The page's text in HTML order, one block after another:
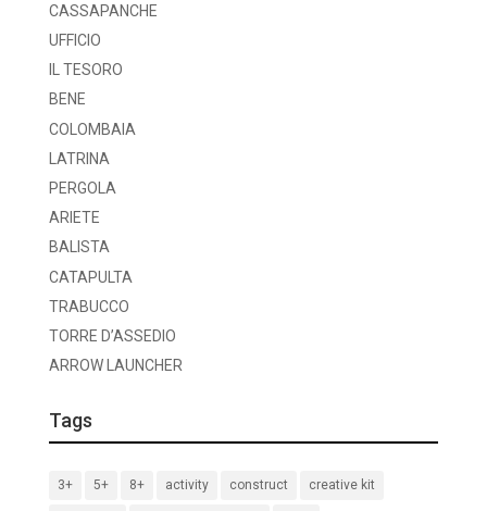
CASSAPANCHE
UFFICIO
IL TESORO
BENE
COLOMBAIA
LATRINA
PERGOLA
ARIETE
BALISTA
CATAPULTA
TRABUCCO
TORRE D’ASSEDIO
ARROW LAUNCHER
Tags
3+ 5+ 8+ activity construct creative kit